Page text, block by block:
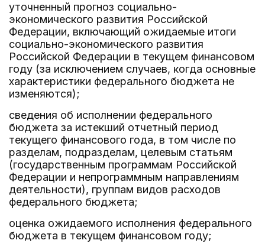
уточненный прогноз социально-
экономического развития Российской
Федерации, включающий ожидаемые итоги
социально-экономического развития
Российской Федерации в текущем финансовом
году (за исключением случаев, когда основные
характеристики федерального бюджета не
изменяются);
сведения об исполнении федерального
бюджета за истекший отчетный период
текущего финансового года, в том числе по
разделам, подразделам, целевым статьям
(государственным программам Российской
Федерации и непрограммным направлениям
деятельности), группам видов расходов
федерального бюджета;
оценка ожидаемого исполнения федерального
бюджета в текущем финансовом году;